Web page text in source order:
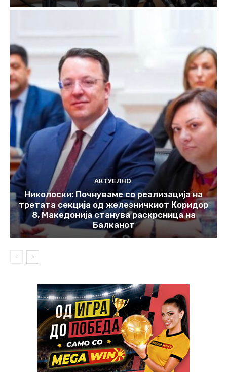
АКТУЕЛНО
Николоски: Почнуваме со реализација на
третата секција од железничкиот Коридор
8, Македонија станува раскрсница на
Балканот